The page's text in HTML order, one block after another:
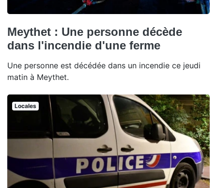
Meythet : Une personne décède
dans l'incendie d'une ferme
Une personne est décédée dans un incendie ce jeudi
matin à Meythet.
Locales